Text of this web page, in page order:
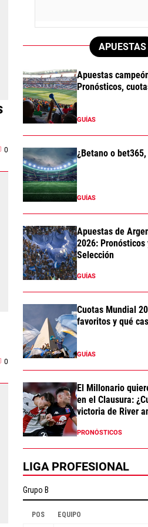
0
0
APUESTAS
Apuestas
Pronósticos,
GUÍAS
¿Betano o
GUÍAS
Apuestas de
2026: Pronósticos
Selección
GUÍAS
Cuotas Mundial
favoritos y qué
GUÍAS
El Millonario
en el Clausura:
victoria de River
PRONÓSTICOS
LIGA PROFESIONAL